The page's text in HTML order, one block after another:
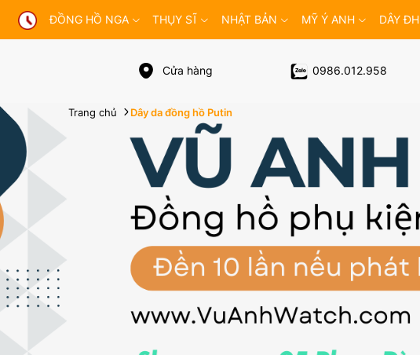
ĐỒNG HỒ NGA THỤY SĨ NHẬT BẢN MỸ Ý ANH DÂY ĐH
Cửa hàng 0986.012.958
Trang chủ Dây da đồng hồ Putin